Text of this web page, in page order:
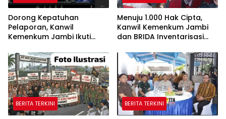
Dorong Kepatuhan
Pelaporan, Kanwil
Kemenkum Jambi Ikuti
Korporasi Nonaktif Secara
Administratif
Menuju 1.000 Hak Cipta,
Kanwil Kemenkum Jambi
dan BRIDA Inventarisasi
BERITA TERKINI BERITA TERKINI